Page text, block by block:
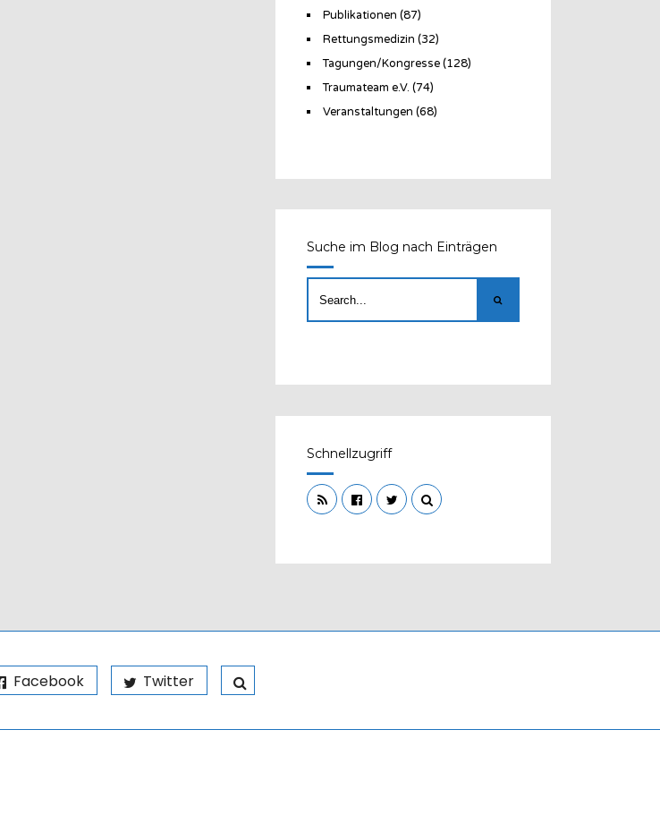
Publikationen (87)
Rettungsmedizin (32)
Tagungen/Kongresse(128)
Traumateam e.V. (74)
Veranstaltungen (68)
Suche im Blog nach Einträgen
Schnellzugriff
Facebook Twitter